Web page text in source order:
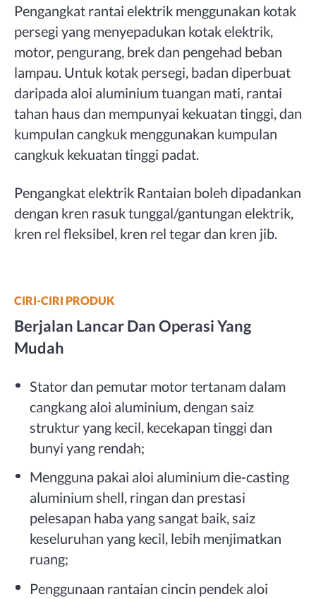
Pengangkat rantai elektrik menggunakan kotak
persegi yang menyepadukan kotak elektrik,
motor, pengurang, brek dan pengehad beban
lampau. Untuk kotak persegi, badan diperbuat
daripada aloi aluminium tuangan mati, rantai
tahan haus dan mempunyai kekuatan tinggi, dan
kumpulan cangkuk menggunakan kumpulan
cangkuk kekuatan tinggi padat.
Pengangkat elektrik Rantaian boleh dipadankan
dengan kren rasuk tunggal/gantungan elektrik,
kren rel fleksibel, kren rel tegar dan kren jib.
CIRI-CIRI PRODUK
Berjalan Lancar Dan Operasi Yang
Mudah
Stator dan pemutar motor tertanam dalam
cangkang aloi aluminium, dengan saiz
struktur yang kecil, kecekapan tinggi dan
bunyi yang rendah;
Mengguna pakai aloi aluminium die-casting
aluminium shell, ringan dan prestasi
pelesapan haba yang sangat baik, saiz
keseluruhan yang kecil, lebih menjimatkan
ruang;
Penggunaan rantaian cincin pendek aloi